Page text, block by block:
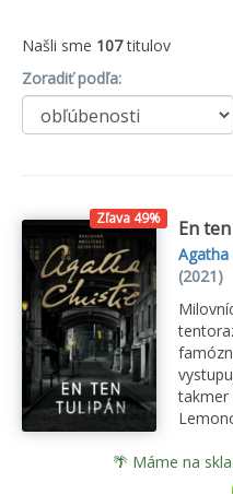
Našli sme 107titulov
Zoradiť podľa:
Zľava 49% En
Agatha
(2021)
takmer
🌴 Máme na